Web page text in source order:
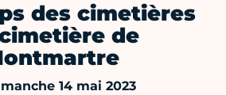
des cimetières
de
14 mai 2023